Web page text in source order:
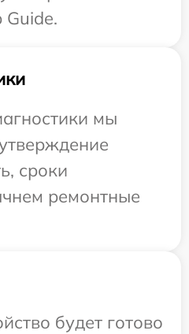
Guide.
мы
сроки
ремонтные
будет готово